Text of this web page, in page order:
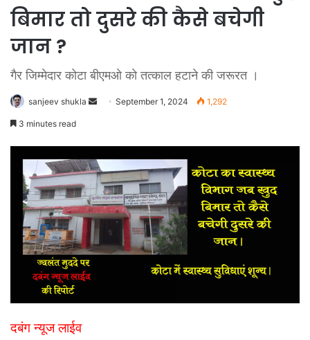
बिमार तो दुसरे की कैसे बचेगी
जान ?
गैर जिम्मेदार कोटा बीएमओ को तत्काल हटाने की जरूरत ।
sanjeev shukla
SendSeptember 1, 2024 1,292
3 minutes read
दबंग न्यूज लाईव